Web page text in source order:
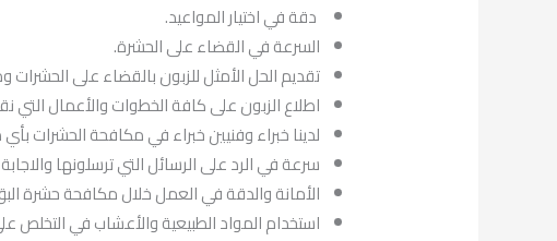
دقة في اختيار المواعيد.
السرعة في القضاء على الحشرة.
تقديم الحل الأمثل للزبون بالقضاء على
اطلاع الزبون على كافة الخطوات والأعمال
لدينا خبراء وفنيين خبراء في مكافحة الحشرات
سرعة في الرد على الرسائل التي ترسلونها
الأمانة والدقة في العمل خلال مكافحة حشرة
استخدام المواد الطبيعية والأعشاب في التخلص